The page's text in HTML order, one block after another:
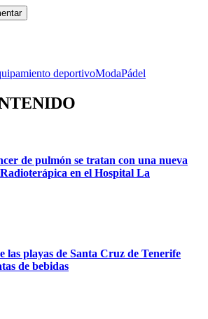
deportivoModaPádel
de pulmón se tratan con una nueva
en el Hospital La
las playas de Santa Cruz de Tenerife
de bebidas